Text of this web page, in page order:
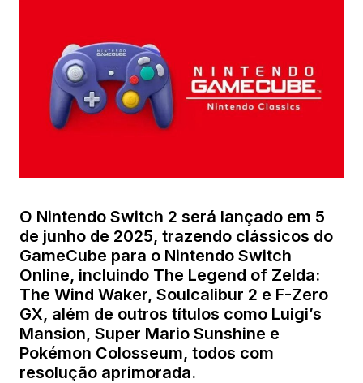
O Nintendo Switch 2 será lançado em 5
de junho de 2025, trazendo clássicos do
GameCube para o Nintendo Switch
Online, incluindo The Legend of Zelda:
The Wind Waker, Soulcalibur 2 e F-Zero
GX, além de outros títulos como Luigi’s
Mansion, Super Mario Sunshine e
Pokémon Colosseum, todos com
resolução aprimorada.